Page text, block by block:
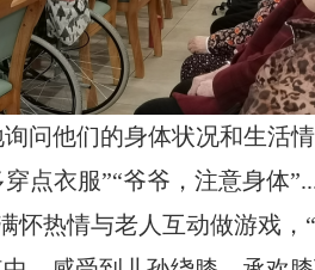
询问他们的身体状况和生活
点衣服”“爷爷，注意身体”
热情与老人互动做游戏，